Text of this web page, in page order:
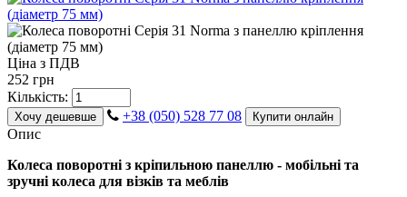
Ціна з ПДВ
252 грн
Кількість:
Хочу дешевше +38 (050) 528 77 08 Купити онлайн
Опис
Колеса поворотні з кріпильною панеллю - мобільні та
зручні колеса для візків та меблів